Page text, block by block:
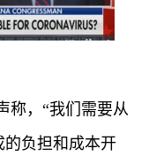
称，“我们需要从
负担和成本开